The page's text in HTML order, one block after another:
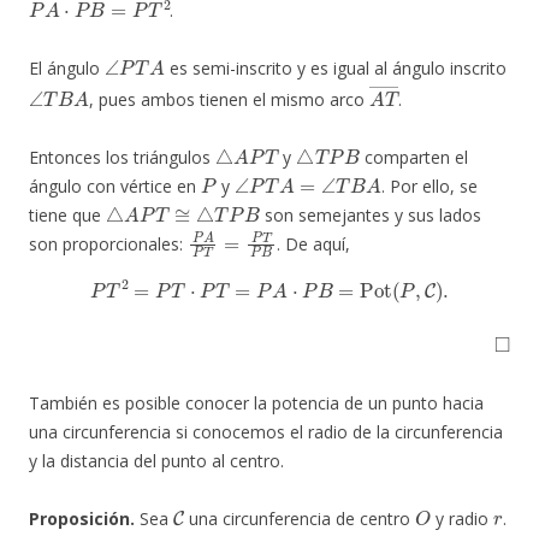
.
El ángulo
∠PTA
es semi-inscrito y es igual al ángulo inscrito
∠ TBA
, pues ambos tienen el mismo arco
AT―
.
Entonces los triángulos y
comparten el
ángulo con vértice en
P
y
∠P T A =∠TBA
. Por ello, se
tiene que
△ APT≅ △TP B
son semejantes y sus lados
son proporcionales:
PAPT =PTPB
. De aquí,
T2= T⋅P PA⋅ B=Pot (P C ).
◻
También es posible conocer la potencia de un punto hacia
una circunferencia si conocemos el radio de la circunferencia
y la distancia del punto al centro.
Proposición. Sea
C
una circunferencia de centro
O
y radio
.